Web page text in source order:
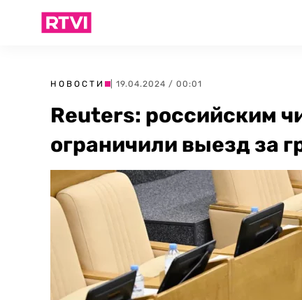
НОВОСТИ | 19.04.2024 / 00:01
Reuters: российским
ограничили выезд за